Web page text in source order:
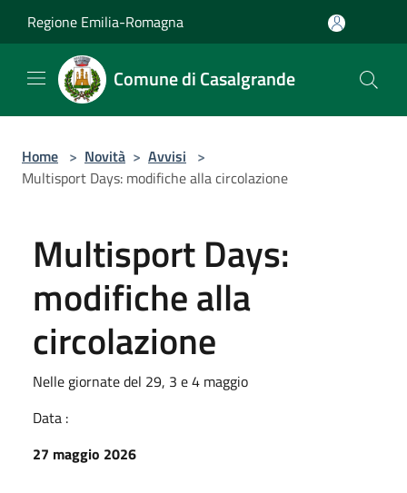
Regione Emilia-Romagna
Comune di Casalgrande
Home > Novità > Avvisi >
Multisport Days: modifiche alla circolazione
Multisport Days:
modifiche alla
circolazione
Nelle giornate del 29, 3 e 4 maggio
Data :
27 maggio 2026